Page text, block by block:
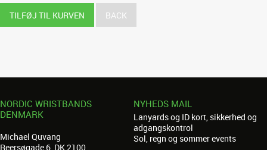
TILFØJ TIL KURVEN BACK
NORDIC WRISTBANDS
DENMARK
Michael Quvang
Reersøgade 6, DK 2100
NYHEDS MAIL
Lanyards og ID kort, sikkerhed og
adgangskontrol
Sol, regn og sommer events